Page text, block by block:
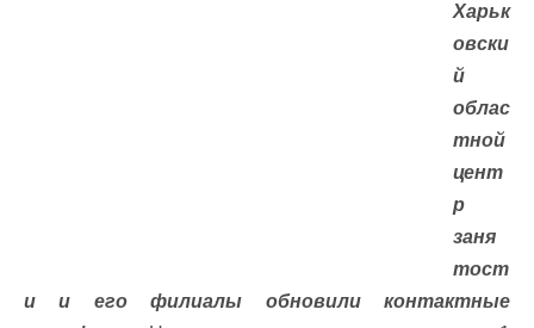
Харьк
овски
й
облас
тной
цент
р
заня
тост
и и его филиалы обновили контактные